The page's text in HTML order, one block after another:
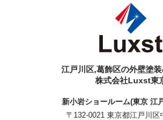
江戸川区,葛飾区の外壁塗
株式会社Luxst東
新小岩ショールーム(東京 江
〒132-0021 東京都江戸川区